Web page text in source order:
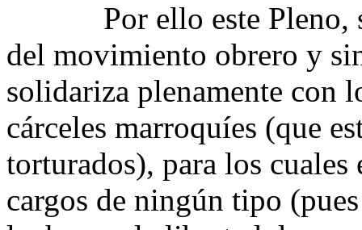
Por ello este Pleno,
del movimiento obrero y
solidariza plenamente con
cárceles marroquíes (que
torturados), para los
cargos de ningún tipo